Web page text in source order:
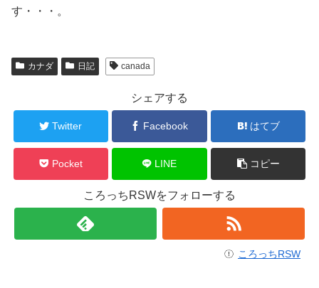
す・・・。
カナダ 日記 canada
シェアする
Twitter Facebook はてブ
Pocket LINE コピー
ころっちRSWをフォローする
ころっちRSW